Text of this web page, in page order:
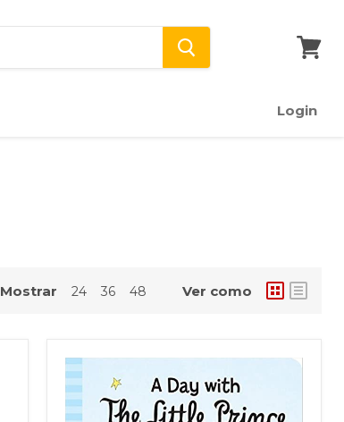
Login
Mostrar 24 36 48 Ver como